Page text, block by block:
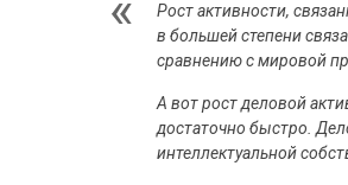
Рост активности,
в большей степени
сравнению с мировой
А вот рост деловой
достаточно быстро.
интеллектуальной